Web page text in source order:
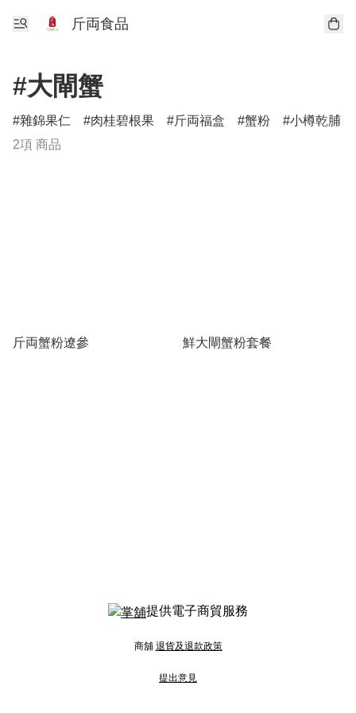
斤両食品
#大閘蟹
雜錦果仁 肉桂碧根果 斤両福盒 蟹粉
小樽乾脯
2項 商品
斤両蟹粉遼參 鮮大閘蟹粉套餐
提供電子商貿服務
商舖 退貨及退款政策
提出意見